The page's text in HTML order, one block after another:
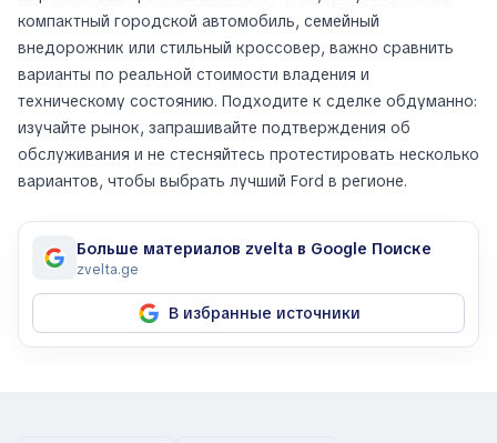
компактный городской автомобиль, семейный
внедорожник или стильный кроссовер, важно сравнить
варианты по реальной стоимости владения и
техническому состоянию. Подходите к сделке обдуманно:
изучайте рынок, запрашивайте подтверждения об
обслуживания и не стесняйтесь протестировать несколько
вариантов, чтобы выбрать лучший Ford в регионе.
Больше материалов zvelta в Google Поиске
zvelta.ge
В избранные источники